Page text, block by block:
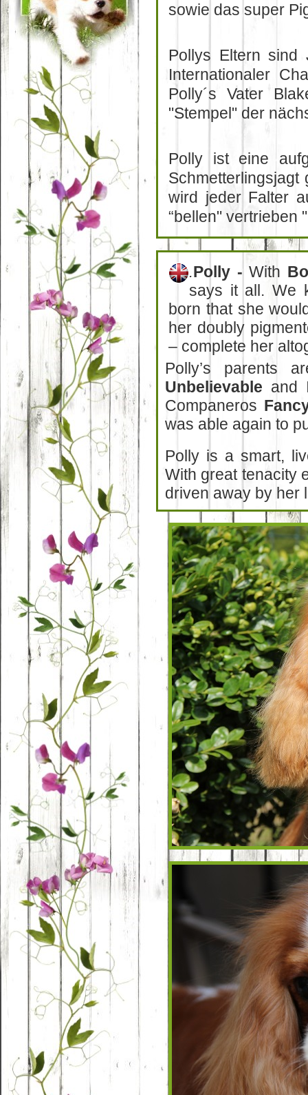
sowie das super
Pollys Eltern sind
Internationaler
Polly´s Vater
"Stempel" der
Polly ist eine
Schmetterlingsjagt
wird jeder Falter
“bellen" vertrieben
.Polly -With
says it all. We
born that she
her doubly
– complete her
Polly’s parents
Unbelievable and
Companeros
was able again to
Polly is a smart,
With great tenacity
driven away by her